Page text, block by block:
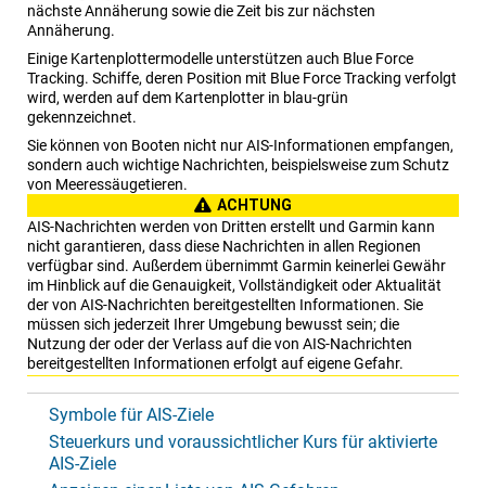
nächste Annäherung sowie die Zeit bis zur nächsten
Annäherung.
Einige Kartenplottermodelle unterstützen auch Blue Force
Tracking. Schiffe, deren Position mit Blue Force Tracking verfolgt
wird, werden auf dem Kartenplotter in blau-grün
gekennzeichnet.
Sie können von Booten nicht nur AIS-Informationen empfangen,
sondern auch wichtige Nachrichten, beispielsweise zum Schutz
von Meeressäugetieren.
ACHTUNG
AIS-Nachrichten werden von Dritten erstellt und Garmin kann
nicht garantieren, dass diese Nachrichten in allen Regionen
verfügbar sind. Außerdem übernimmt Garmin keinerlei Gewähr
im Hinblick auf die Genauigkeit, Vollständigkeit oder Aktualität
der von AIS-Nachrichten bereitgestellten Informationen. Sie
müssen sich jederzeit Ihrer Umgebung bewusst sein; die
Nutzung der oder der Verlass auf die von AIS-Nachrichten
bereitgestellten Informationen erfolgt auf eigene Gefahr.
Symbole für AIS-Ziele
Steuerkurs und voraussichtlicher Kurs für aktivierte
AIS-Ziele